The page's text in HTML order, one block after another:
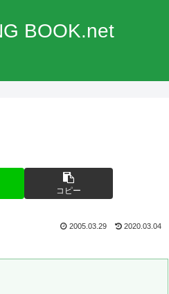
BOOK.net
コピー
2005.03.29 2020.03.04